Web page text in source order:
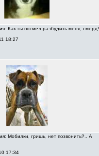
Как ты посмел разбудить меня, смерд!
18:27
Мобилки, гришь, нет позвонить?.. А
17:34